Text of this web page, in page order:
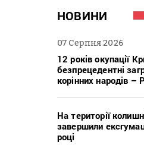
НОВИНИ
07 Серпня 2026
12 років окупації
безпрецедентні
корінних народів
На території
завершили
році